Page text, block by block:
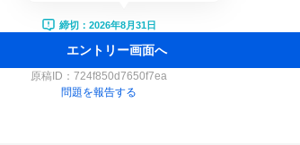
締切：2026年8月31日
エントリー画面へ
原稿ID： 724f850d7650f7ea
問題を報告する